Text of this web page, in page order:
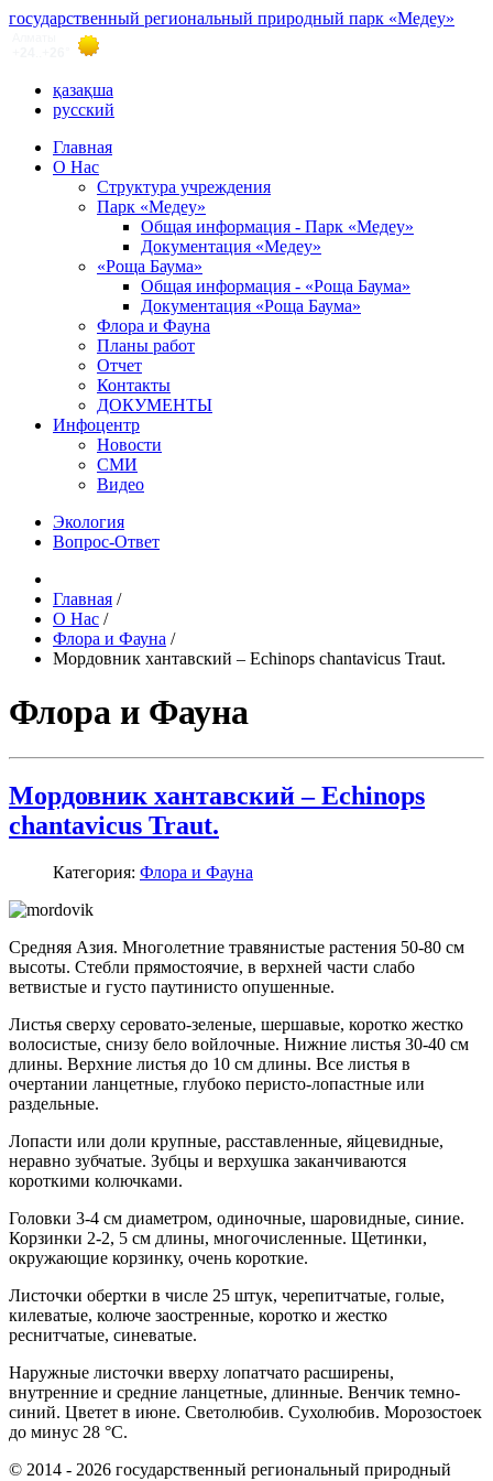
государственный региональный природный парк «Медеу»
қазақша
русский
Главная
О Нас
Структура учреждения
Парк «Медеу»
Общая информация - Парк «Медеу»
Документация «Медеу»
«Роща Баума»
Общая информация - «Роща Баума»
Документация «Роща Баума»
Флора и Фауна
Планы работ
Отчет
Контакты
ДОКУМЕНТЫ
Инфоцентр
Новости
СМИ
Видео
Экология
Вопрос-Ответ
Главная /
О Нас /
Флора и Фауна /
Мордовник хантавский – Echinops chantavicus Traut.
Флора и Фауна
Мордовник хантавский – Echinops
chantavicus Traut.
Категория: Флора и Фауна
Средняя Азия. Многолетние травянистые растения 50-80 см
высоты. Стебли прямостоячие, в верхней части слабо
ветвистые и густо паутинисто опушенные.
Листья сверху серовато-зеленые, шершавые, коротко жестко
волосистые, снизу бело войлочные. Нижние листья 30-40 см
длины. Верхние листья до 10 см длины. Все листья в
очертании ланцетные, глубоко перисто-лопастные или
раздельные.
Лопасти или доли крупные, расставленные, яйцевидные,
неравно зубчатые. Зубцы и верхушка заканчиваются
короткими колючками.
Головки 3-4 см диаметром, одиночные, шаровидные, синие.
Корзинки 2-2, 5 см длины, многочисленные. Щетинки,
окружающие корзинку, очень короткие.
Листочки обертки в числе 25 штук, черепитчатые, голые,
килеватые, колюче заостренные, коротко и жестко
реснитчатые, синеватые.
Наружные листочки вверху лопатчато расширены,
внутренние и средние ланцетные, длинные. Венчик темно-
синий. Цветет в июне. Светолюбив. Сухолюбив. Морозостоек
до минус 28 °C.
© 2014 - 2026 государственный региональный природный